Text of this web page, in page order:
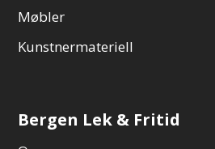
Møbler
Kunstnermateriell
Bergen Lek & Fritid